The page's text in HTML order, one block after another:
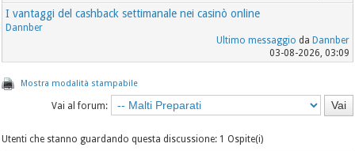
I vantaggi del cashback settimanale nei casinò online
Dannber
Ultimo messaggio da Dannber
03-08-2026, 03:09
Mostra modalità stampabile
Vai al forum:
Utenti che stanno guardando questa discussione: 1 Ospite(i)